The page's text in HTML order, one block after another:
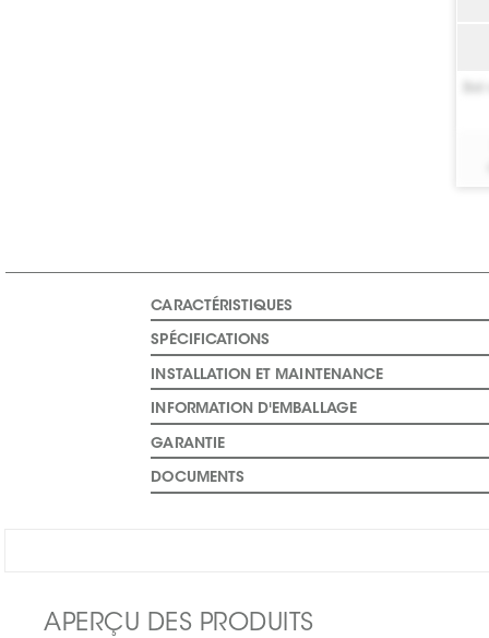
CARACTÉRISTIQUES
SPÉCIFICATIONS
INSTALLATION ET MAINTENANCE
INFORMATION D'EMBALLAGE
GARANTIE
DOCUMENTS
APERÇU DES PRODUITS